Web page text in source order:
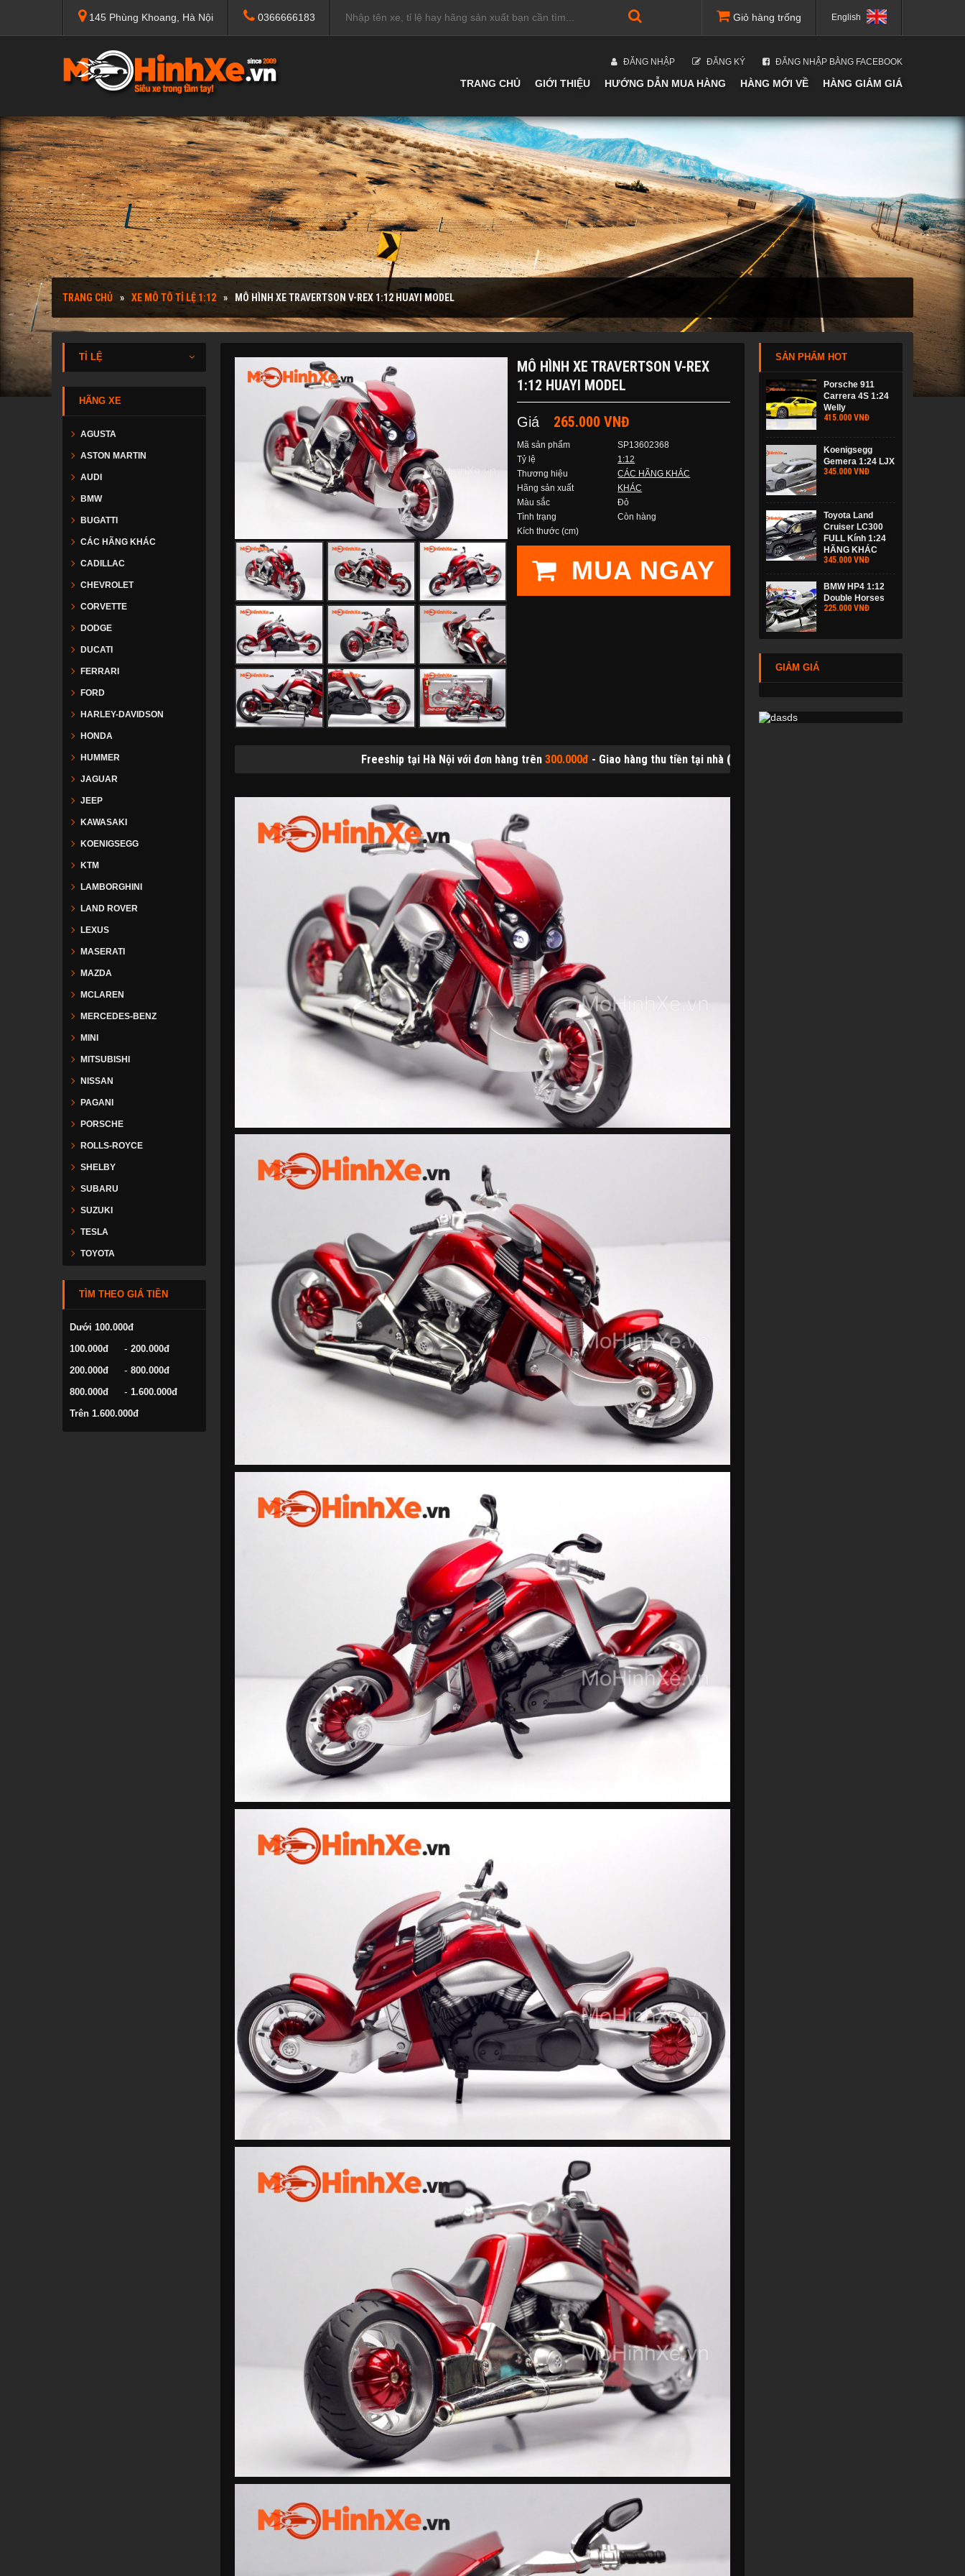
145 Phùng Khoang, Hà Nội 0366666183 English
Giỏ hàng trống
ĐĂNG NHẬP ĐĂNG KÝ ĐĂNG NHẬP BẰNG FACEBOOK
TRANG CHỦ GIỚI THIỆU HƯỚNG DẪN MUA HÀNG HÀNG MỚI VỀ HÀNG GIẢM GIÁ
TRANG CHỦ XE MÔ TÔ TỈ LỆ 1:12 MÔ HÌNH XE TRAVERTSON V-REX 1:12 HUAYI MODEL
TỈ LỆ
HÃNG XE
AGUSTA
ASTON MARTIN
AUDI
BMW
BUGATTI
CÁC HÃNG KHÁC
CADILLAC
CHEVROLET
CORVETTE
DODGE
DUCATI
FERRARI
FORD
HARLEY-DAVIDSON
HONDA
HUMMER
JAGUAR
JEEP
KAWASAKI
KOENIGSEGG
KTM
LAMBORGHINI
LAND ROVER
LEXUS
MASERATI
MAZDA
MCLAREN
MERCEDES-BENZ
MINI
MITSUBISHI
NISSAN
PAGANI
PORSCHE
ROLLS-ROYCE
SHELBY
SUBARU
SUZUKI
TESLA
TOYOTA
VOLKSWAGEN
TÌM THEO GIÁ TIỀN
Dưới 100.000đ
100.000đ
- 200.000đ
200.000đ
- 800.000đ
800.000đ
- 1.600.000đ
Trên 1.600.000đ
MÔ HÌNH XE TRAVERTSON V-REX
1:12 HUAYI MODEL
Giá 265.000 VNĐ
Mã sản phẩm
SP13602368
Tỷ lệ
1:12
Thương hiệu
CÁC HÃNG KHÁC
Hãng sản xuất
KHÁC
Màu sắc
Đỏ
Tình trạng
Còn hàng
Kích thước (cm)
MUA NGAY
Freeship tại Hà Nội với đơn hàng trên300.000đ- Giao hàng thu tiền tại nhà (COD) trên toàn quốc
SẢN PHẨM HOT
Porsche 911
Carrera 4S 1:24
Welly
415.000 VNĐ
Koenigsegg
Gemera 1:24 LJX
345.000 VNĐ
Toyota Land
Cruiser LC300
FULL Kính 1:24
HÃNG KHÁC
345.000 VNĐ
BMW HP4 1:12
Double Horses
225.000 VNĐ
GIẢM GIÁ